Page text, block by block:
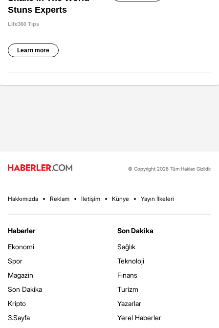
© Copyright 2026 Tüm Hakları Gizlidir.
Hakkımızda Reklam İletişim Künye Yayın İlkeleri
Haberler
Ekonomi
Spor
Magazin
Son Dakika
Kripto
3.Sayfa
Son Dakika
Sağlık
Teknoloji
Finans
Turizm
Yazarlar
Yerel Haberler